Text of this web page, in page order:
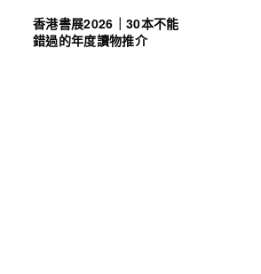
香港書展2026｜30本不能
錯過的年度讀物推介